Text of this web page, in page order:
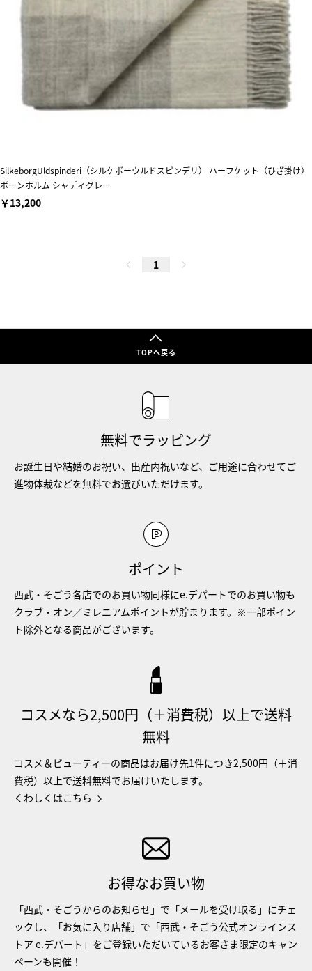
SilkeborgUldspinderi（シルケボーウルドスピンデリ） ハーフケット（ひざ掛け）
ボーンホルム シャディグレー
￥13,200
1
TOPへ戻る
無料でラッピング
お誕生日や結婚のお祝い、出産内祝いなど、ご用途に合わせてご
進物体裁などを無料でお選びいただけます。
ポイント
西武・そごう各店でのお買い物同様にe.デパートでのお買い物も
クラブ・オン／ミレニアムポイントが貯まります。※一部ポイン
ト除外となる商品がございます。
コスメなら2,500円（＋消費税）以上で送料
無料
コスメ＆ビューティーの商品はお届け先1件につき2,500円（＋消
費税）以上で送料無料でお届けいたします。
くわしくはこちら
お得なお買い物
「西武・そごうからのお知らせ」で「メールを受け取る」にチェ
ックし、「お気に入り店舗」で「西武・そごう公式オンラインス
トア e.デパート」をご登録いただいているお客さま限定のキャン
ペーンも開催！